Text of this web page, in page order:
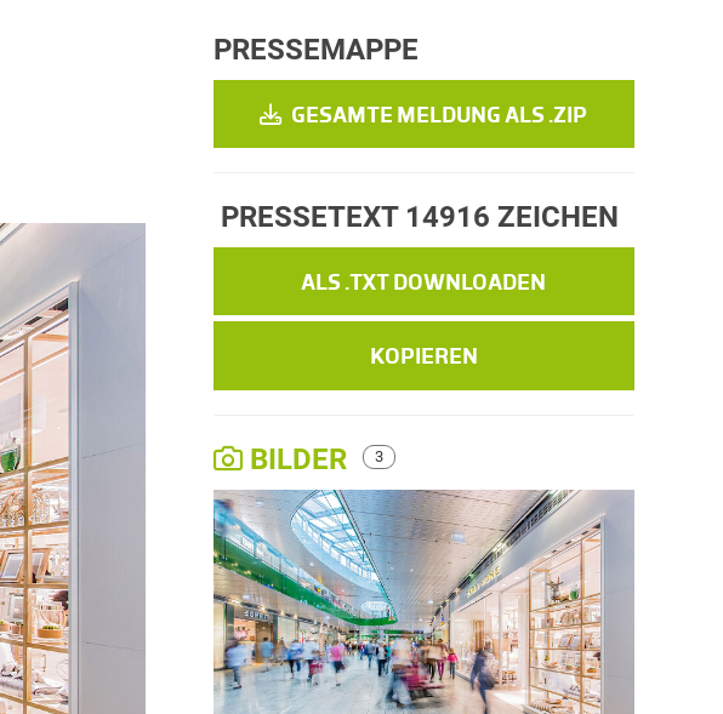
PRESSEMAPPE
GESAMTE MELDUNG ALS .ZIP
PRESSETEXT 14916 ZEICHEN
ALS .TXT DOWNLOADEN
KOPIEREN
BILDER 3